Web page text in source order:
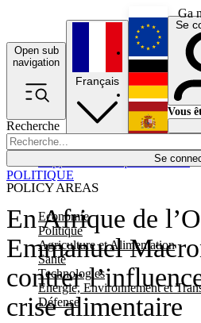
Ga
Open sub
navigation
Recherche
Se
POLICY AREAS
Economie
Politique
Agriculture et Alimentation
Santé
Technologies
Energie, Environnement et
Défense
Économie
Français
English
Deutsch
Se
Vous
En Afrique de
Emmanuel
contrer
crise alimentaire
POLITIQUE